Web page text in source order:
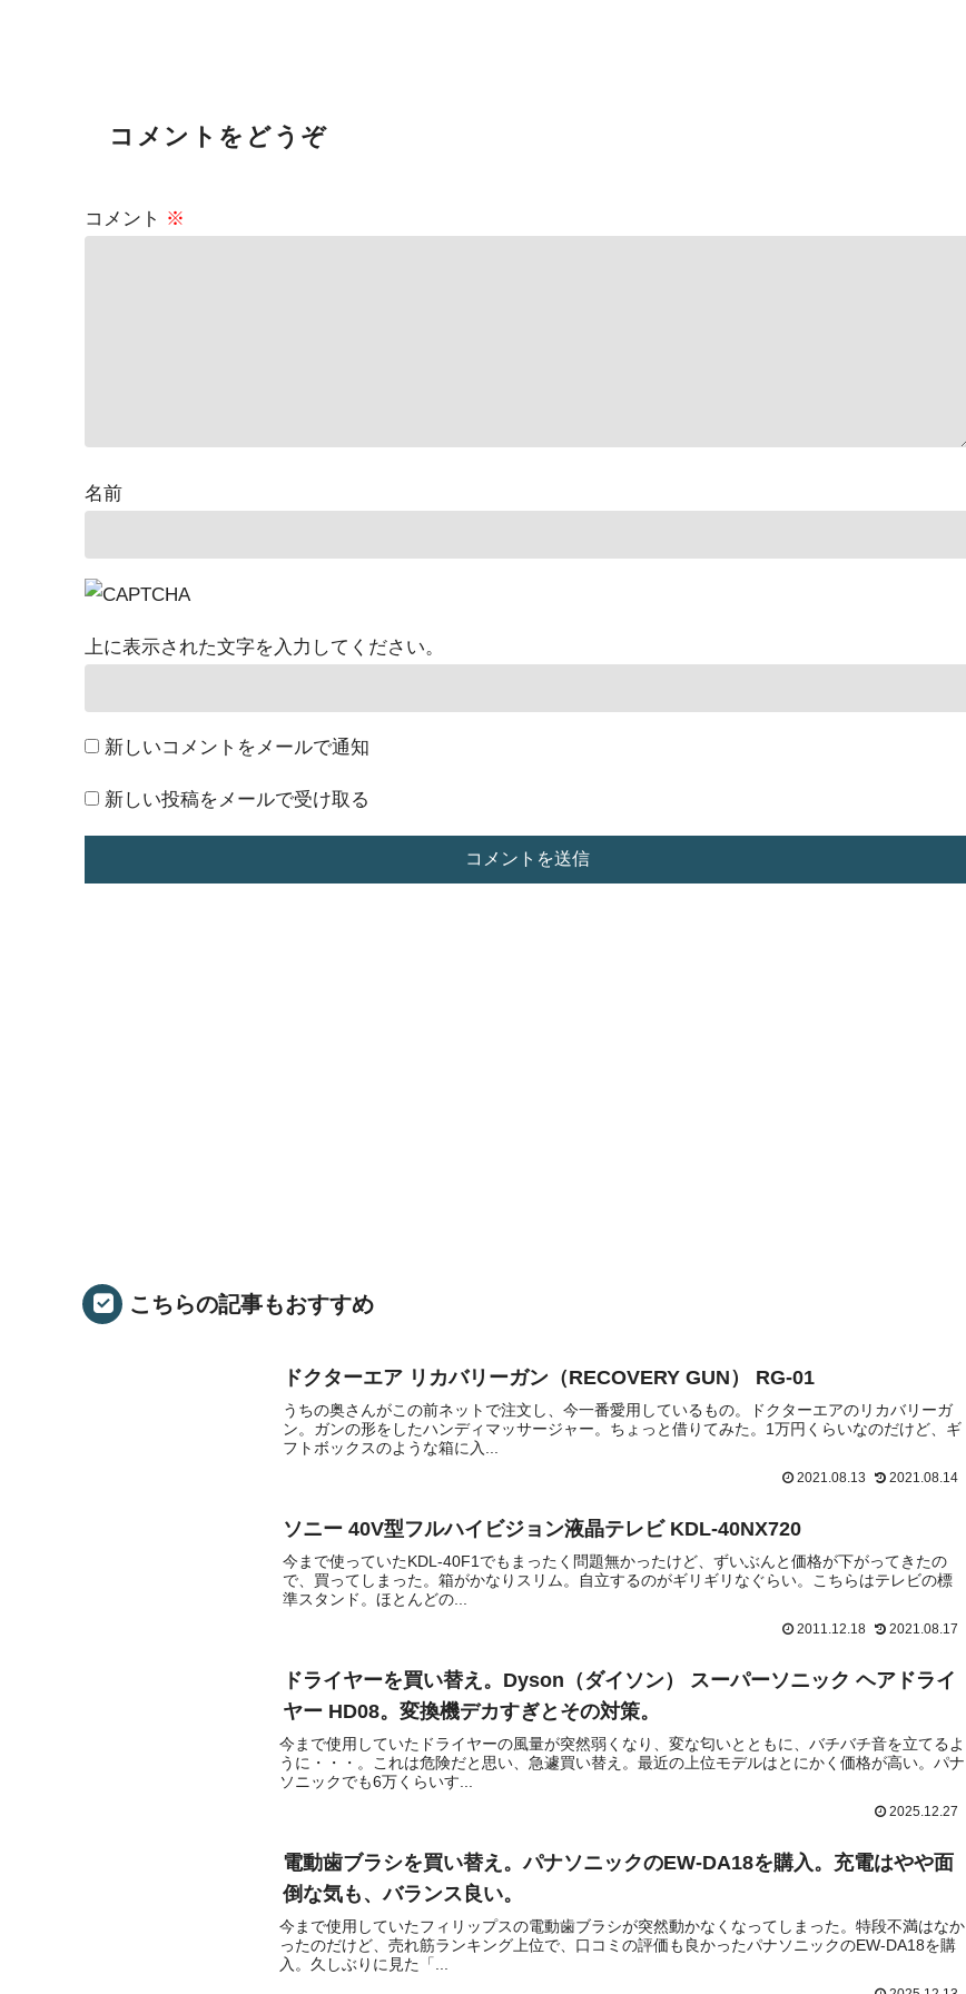
コメントをどうぞ
コメント ※
名前
上に表示された文字を入力してください。
新しいコメントをメールで通知
新しい投稿をメールで受け取る
こちらの記事もおすすめ
ドクターエア リカバリーガン（RECOVERY GUN） RG-01
うちの奥さんがこの前ネットで注文し、今一番愛用しているもの。ドクターエアのリカバリーガ
ン。ガンの形をしたハンディマッサージャー。ちょっと借りてみた。1万円くらいなのだけど、ギ
フトボックスのような箱に入...
2021.08.13 2021.08.14
ソニー 40V型フルハイビジョン液晶テレビ KDL-40NX720
今まで使っていたKDL-40F1でもまったく問題無かったけど、ずいぶんと価格が下がってきたの
で、買ってしまった。箱がかなりスリム。自立するのがギリギリなぐらい。こちらはテレビの標
準スタンド。ほとんどの...
2011.12.18 2021.08.17
ドライヤーを買い替え。Dyson（ダイソン） スーパーソニック ヘアドライ
ヤー HD08。変換機デカすぎとその対策。
今まで使用していたドライヤーの風量が突然弱くなり、変な匂いとともに、バチバチ音を立てるよ
うに・・・。これは危険だと思い、急遽買い替え。最近の上位モデルはとにかく価格が高い。パナ
ソニックでも6万くらいす...
2025.12.27
電動歯ブラシを買い替え。パナソニックのEW-DA18を購入。充電はやや面
倒な気も、バランス良い。
今まで使用していたフィリップスの電動歯ブラシが突然動かなくなってしまった。特段不満はなか
ったのだけど、売れ筋ランキング上位で、口コミの評価も良かったパナソニックのEW-DA18を購
入。久しぶりに見た「...